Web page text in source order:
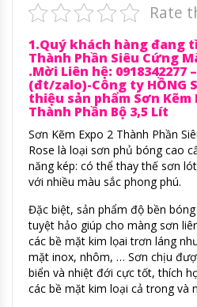
Rate
1.Quý khách hàng đang
Thành Phần Siêu Cứng
.Mời Liên hệ: 0918342277
(đt/zalo)-Công ty HỒNG
thiệu sản phẩm Sơn Kẽm
Thành Phần Bộ 3,5 Lít
Sơn Kẽm Expo 2 Thành Phần
Rose là loại sơn phủ bóng cao
năng kép: có thể thay thế sơn
với nhiều màu sắc phong phú.
Đặc biệt, sản phẩm độ bền
tuyệt hảo giúp cho màng sơn
các bề mặt kim lọai trơn láng
mặt inox, nhôm, … Sơn chịu
biển và nhiệt đới cực tốt, thích
các bề mặt kim loại cả trong và